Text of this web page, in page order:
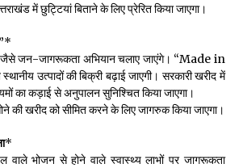
में छुट्टियां बिताने के लिए प्रेरित किया जाएगा।
*
जैसे जन-जागरूकता अभियान चलाए जाएंगे। “Made in
उत्पादों की बिक्री बढ़ाई जाएगी। सरकारी खरीद में
का कड़ाई से अनुपालन सुनिश्चित किया जाएगा।
की खरीद को सीमित करने के लिए जागरुक किया जाएगा।
*
भोजन से होने वाले स्वास्थ्य लाभों पर जागरूकता